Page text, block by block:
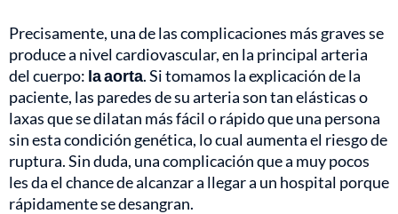
Precisamente, una de las complicaciones más graves se
produce a nivel cardiovascular, en la principal arteria
del cuerpo: la aorta. Si tomamos la explicación de la
paciente, las paredes de su arteria son tan elásticas o
laxas que se dilatan más fácil o rápido que una persona
sin esta condición genética, lo cual aumenta el riesgo de
ruptura. Sin duda, una complicación que a muy pocos
les da el chance de alcanzar a llegar a un hospital porque
rápidamente se desangran.